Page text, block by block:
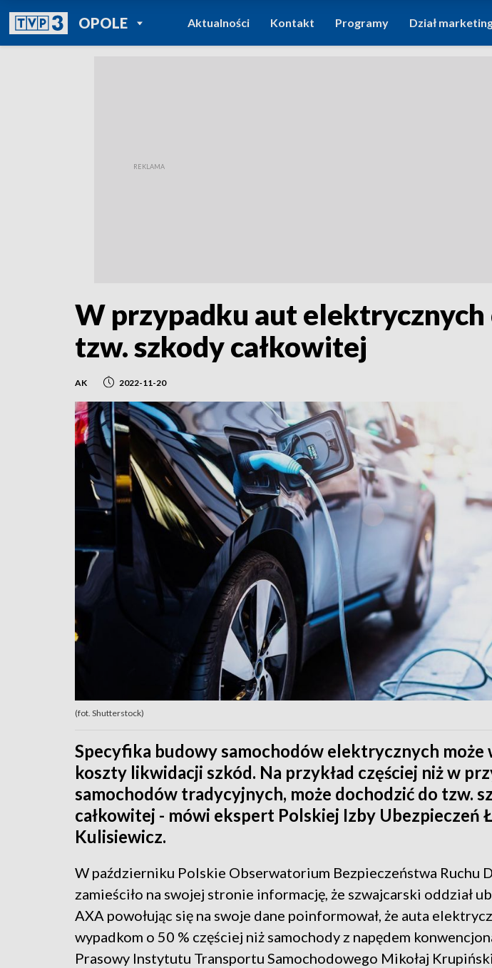
OPOLEPOWRÓT DO
TVP REGIONY
Aktualności Kontakt Programy Dział
W przypadku aut elektrycznych
tzw. szkody całkowitej
AK 2022-11-20
(fot. Shutterstock)
Specyfika budowy samochodów elektrycznych może
koszty likwidacji szkód. Na przykład częściej niż w
samochodów tradycyjnych, może dochodzić do tzw.
całkowitej - mówi ekspert Polskiej Izby Ubezpieczeń
Kulisiewicz.
W październiku Polskie Obserwatorium Bezpieczeństwa Ruchu
zamieściło na swojej stronie informację, że szwajcarski oddział
AXA powołując się na swoje dane poinformował, że auta
wypadkom o 50 % częściej niż samochody z napędem
Prasowy Instytutu Transportu Samochodowego Mikołaj